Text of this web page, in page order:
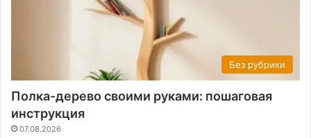
Без рубрики
Полка-дерево своими руками: пошаговая
инструкция
07.08.2026